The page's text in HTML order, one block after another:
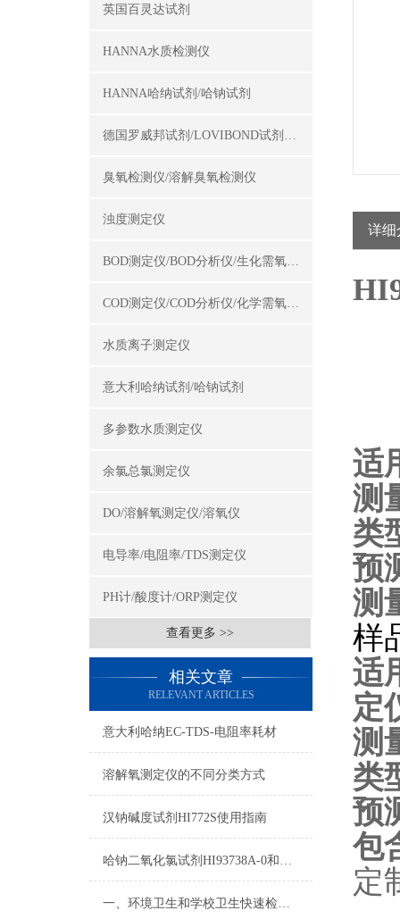
英国百灵达试剂
HANNA水质检测仪
HANNA哈纳试剂/哈钠试剂
德国罗威邦试剂/LOVIBOND试剂/罗威邦试剂
臭氧检测仪/溶解臭氧检测仪
浊度测定仪
BOD测定仪/BOD分析仪/生化需氧量测定仪
COD测定仪/COD分析仪/化学需氧量测定仪
水质离子测定仪
意大利哈纳试剂/哈钠试剂
多参数水质测定仪
余氯总氯测定仪
DO/溶解氧测定仪/溶氧仪
电导率/电阻率/TDS测定仪
PH计/酸度计/ORP测定仪
查看更多 >>
相关文章
RELEVANT ARTICLES
意大利哈纳EC-TDS-电阻率耗材
溶解氧测定仪的不同分类方式
汉钠碱度试剂HI772S使用指南
哈钠二氧化氯试剂HI93738A-0和HI93738B-0使用方法
一、环境卫生和学校卫生快速检测设备方案
详细
适
测
类
预
测
样
适
定
测
类
预
包
定